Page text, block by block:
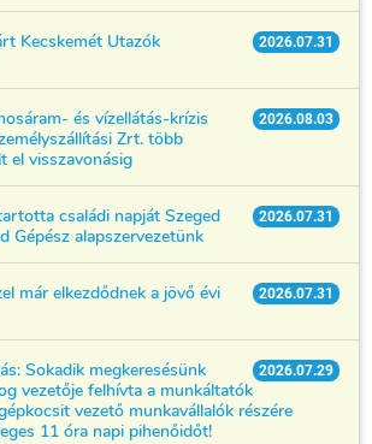
2026.07.31
Kecskemét Utazók
2026.08.03
és vízellátás-krízis
Zrt. több
el visszavonásig
2026.07.31
családi napját Szeged
Gépész alapszervezetünk
2026.07.31
már elkezdődnek a jövő évi
2026.07.29
Sokadik megkeresésünk
vezetője felhívta a munkáltatók
vezető munkavállalók részére
11 óra napi pihenőidőt!